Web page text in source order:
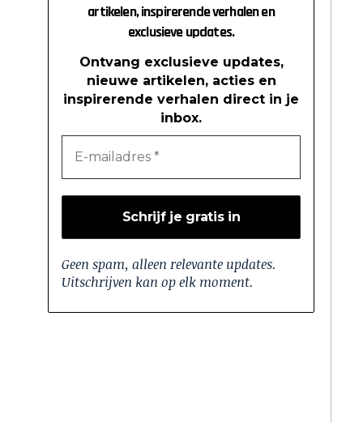
artikelen, inspirerende verhalen en
exclusieve updates.
Ontvang exclusieve updates,
nieuwe artikelen, acties en
inspirerende verhalen direct in je
inbox.
Geen spam, alleen relevante updates.
Uitschrijven kan op elk moment.